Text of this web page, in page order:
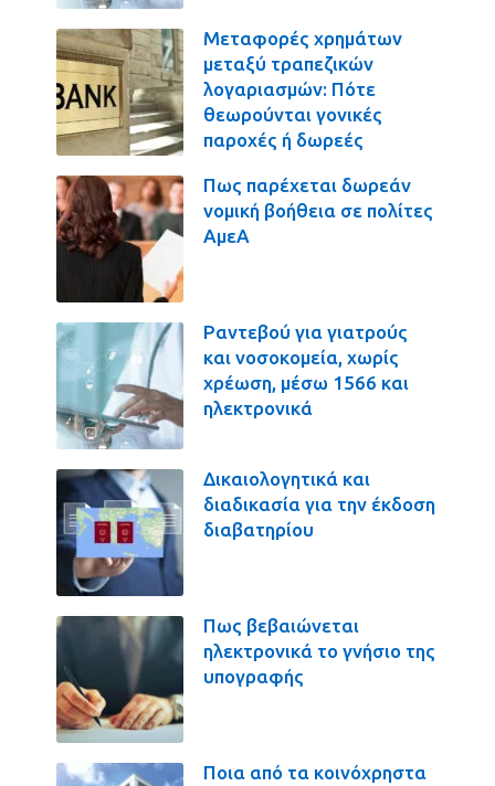
Μεταφορές χρημάτων
μεταξύ τραπεζικών
λογαριασμών: Πότε
θεωρούνται γονικές
παροχές ή δωρεές
Πως παρέχεται δωρεάν
νομική βοήθεια σε πολίτες
ΑμεΑ
Ραντεβού για γιατρούς
και νοσοκομεία, χωρίς
χρέωση, μέσω 1566 και
ηλεκτρονικά
Δικαιολογητικά και
διαδικασία για την έκδοση
διαβατηρίου
Πως βεβαιώνεται
ηλεκτρονικά το γνήσιο της
υπογραφής
Ποια από τα κοινόχρηστα